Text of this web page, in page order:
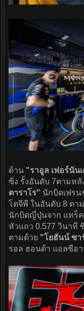
ด้าน "ราอูล เฟอร์นัน
ซิ่ง รั้งอันดับ 7ตามหลั
ตาราโร" นักบิดเฟรน
โตจีพี ในอันดับ 8 ตา
นักบิดญี่ปุ่นจาก แทร็ค
หัวแถว 0.577 วินาที
ตามด้วย "โยฮันน์ ซา
รอล ฮอนด้า แอลซีอ